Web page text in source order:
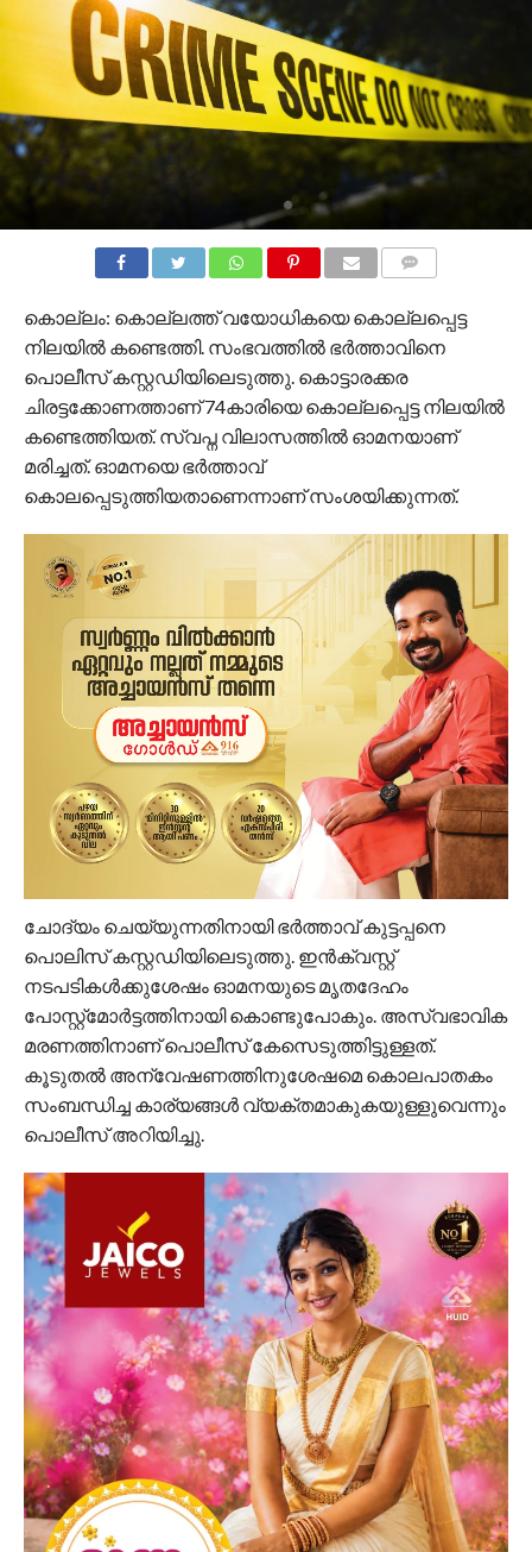
കൊല്ലം: കൊല്ലത്ത് വയോധികയെ കൊല്ലപ്പെട്ട
നിലയില്‍ കണ്ടെത്തി. സംഭവത്തില്‍ ഭര്‍ത്താവിനെ
പൊലീസ് കസ്റ്റഡിയിലെടുത്തു. കൊട്ടാരക്കര
ചിരട്ടക്കോണത്താണ് 74കാരിയെ കൊല്ലപ്പെട്ട നിലയില്‍
കണ്ടെത്തിയത്. സ്വപ്ന വിലാസത്തില്‍ ഓമനയാണ്
മരിച്ചത്. ഓമനയെ ഭർത്താവ്
കൊലപ്പെടുത്തിയതാണെന്നാണ് സംശയിക്കുന്നത്.
ചോദ്യം ചെയ്യുന്നതിനായി ഭർത്താവ് കുട്ടപ്പനെ
പൊലിസ് കസ്റ്റഡിയിലെടുത്തു. ഇന്‍ക്വസ്റ്റ്
നടപടികള്‍ക്കുശേഷം ഓമനയുടെ മൃതദേഹം
പോസ്റ്റ്‍മോര്‍ട്ടത്തിനായി കൊണ്ടുപോകും. അസ്വഭാവിക
മരണത്തിനാണ് പൊലീസ് കേസെടുത്തിട്ടുള്ളത്.
കൂടുതല്‍ അന്വേഷണത്തിനുശേഷമെ കൊലപാതകം
സംബന്ധിച്ച കാര്യങ്ങള്‍ വ്യക്തമാകുകയുള്ളുവെന്നും
പൊലീസ് അറിയിച്ചു.